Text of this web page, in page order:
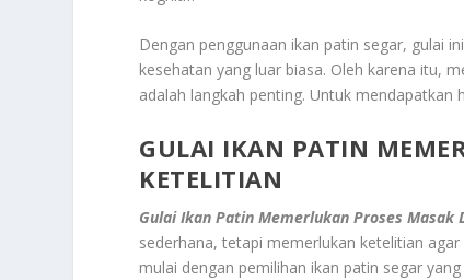
Dengan penggunaan ikan patin segar, gulai
kesehatan yang luar biasa. Oleh karena itu,
adalah langkah penting. Untuk mendapatkan
GULAI IKAN PATIN
KETELITIAN
Gulai Ikan Patin Memerlukan Proses Masak
sederhana, tetapi memerlukan ketelitian
mulai dengan pemilihan ikan patin segar